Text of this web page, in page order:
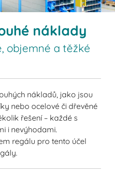
náklady
objemné a těžké
nákladů, jako jsou
nebo ocelové či dřevěné
řešení – každé s
i nevýhodami.
regálu pro tento účel